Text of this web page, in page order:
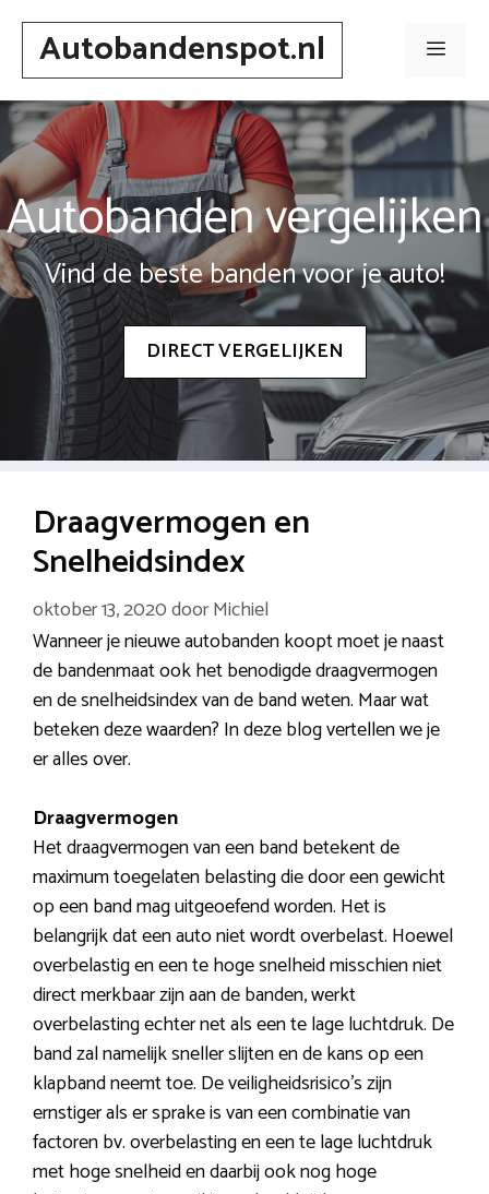
Spring
inhoudAutobandenspot.nl Menu
Autobanden vergelijken
Vind de beste banden voor je auto!
DIRECT VERGELIJKEN
Draagvermogen en
Snelheidsindex
oktober 13, 2020doorMichiel
Wanneer je nieuwe autobanden koopt moet je naast
de bandenmaat ook het benodigde draagvermogen
en de snelheidsindex van de band weten. Maar wat
beteken deze waarden? In deze blog vertellen we je
er alles over.
Draagvermogen
Het draagvermogen van een band betekent de
maximum toegelaten belasting die door een gewicht
op een band mag uitgeoefend worden. Het is
belangrijk dat een auto niet wordt overbelast. Hoewel
overbelastig en een te hoge snelheid misschien niet
direct merkbaar zijn aan de banden, werkt
overbelasting echter net als een te lage luchtdruk. De
band zal namelijk sneller slijten en de kans op een
klapband neemt toe. De veiligheidsrisico’s zijn
ernstiger als er sprake is van een combinatie van
factoren bv. overbelasting en een te lage luchtdruk
met hoge snelheid en daarbij ook nog hoge